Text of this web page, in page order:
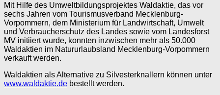
Mit Hilfe des Umweltbildungsprojektes Waldaktie, das vor
sechs Jahren vom Tourismusverband Mecklenburg-
Vorpommern, dem Ministerium für Landwirtschaft, Umwelt
und Verbraucherschutz des Landes sowie vom Landesforst
MV initiiert wurde, konnten inzwischen mehr als 50.000
Waldaktien im Natururlaubsland Mecklenburg-Vorpommern
verkauft werden.
Waldaktien als Alternative zu Silvesterknallern können unter
www.waldaktie.de bestellt werden.